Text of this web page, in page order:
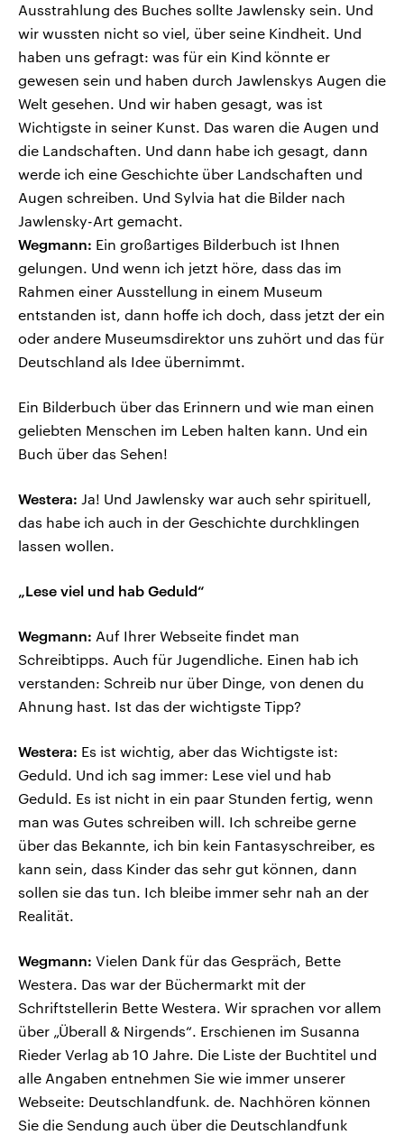
Ausstrahlung des Buches sollte Jawlensky sein. Und
wir wussten nicht so viel, über seine Kindheit. Und
haben uns gefragt: was für ein Kind könnte er
gewesen sein und haben durch Jawlenskys Augen die
Welt gesehen. Und wir haben gesagt, was ist
Wichtigste in seiner Kunst. Das waren die Augen und
die Landschaften. Und dann habe ich gesagt, dann
werde ich eine Geschichte über Landschaften und
Augen schreiben. Und Sylvia hat die Bilder nach
Jawlensky-Art gemacht.
Wegmann: Ein großartiges Bilderbuch ist Ihnen
gelungen. Und wenn ich jetzt höre, dass das im
Rahmen einer Ausstellung in einem Museum
entstanden ist, dann hoffe ich doch, dass jetzt der ein
oder andere Museumsdirektor uns zuhört und das für
Deutschland als Idee übernimmt.
Ein Bilderbuch über das Erinnern und wie man einen
geliebten Menschen im Leben halten kann. Und ein
Buch über das Sehen!
Westera: Ja! Und Jawlensky war auch sehr spirituell,
das habe ich auch in der Geschichte durchklingen
lassen wollen.
„Lese viel und hab Geduld“
Wegmann: Auf Ihrer Webseite findet man
Schreibtipps. Auch für Jugendliche. Einen hab ich
verstanden: Schreib nur über Dinge, von denen du
Ahnung hast. Ist das der wichtigste Tipp?
Westera: Es ist wichtig, aber das Wichtigste ist:
Geduld. Und ich sag immer: Lese viel und hab
Geduld. Es ist nicht in ein paar Stunden fertig, wenn
man was Gutes schreiben will. Ich schreibe gerne
über das Bekannte, ich bin kein Fantasyschreiber, es
kann sein, dass Kinder das sehr gut können, dann
sollen sie das tun. Ich bleibe immer sehr nah an der
Realität.
Wegmann: Vielen Dank für das Gespräch, Bette
Westera. Das war der Büchermarkt mit der
Schriftstellerin Bette Westera. Wir sprachen vor allem
über „Überall & Nirgends“. Erschienen im Susanna
Rieder Verlag ab 10 Jahre. Die Liste der Buchtitel und
alle Angaben entnehmen Sie wie immer unserer
Webseite: Deutschlandfunk. de. Nachhören können
Sie die Sendung auch über die Deutschlandfunk